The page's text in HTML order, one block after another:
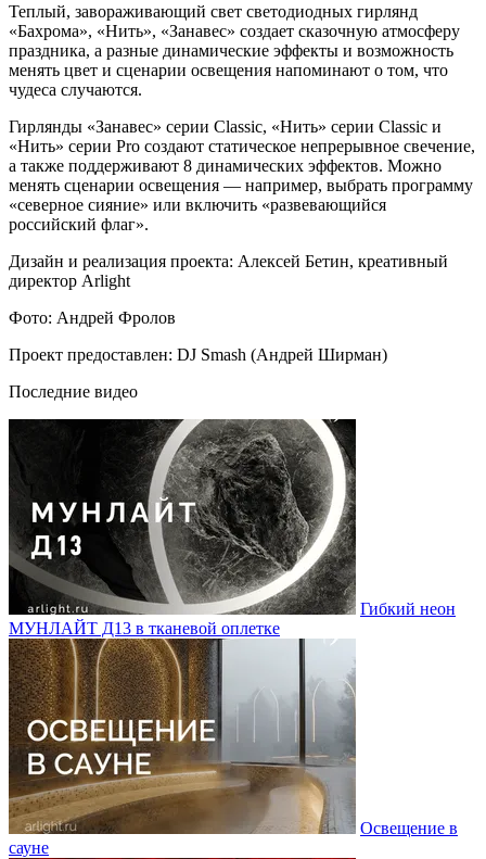
Теплый, завораживающий свет светодиодных гирлянд
«Бахрома», «Нить», «Занавес» создает сказочную атмосферу
праздника, а разные динамические эффекты и возможность
менять цвет и сценарии освещения напоминают о том, что
чудеса случаются.
Гирлянды «Занавес» серии Classic, «Нить» серии Classic и
«Нить» серии Pro создают статическое непрерывное свечение,
а также поддерживают 8 динамических эффектов. Можно
менять сценарии освещения — например, выбрать программу
«северное сияние» или включить «развевающийся
российский флаг».
Дизайн и реализация проекта: Алексей Бетин, креативный
директор Arlight
Фото: Андрей Фролов
Проект предоставлен: DJ Smash (Андрей Ширман)
Последние видео
Гибкий неон
МУНЛАЙТ Д13 в тканевой оплетке
Освещение в
сауне